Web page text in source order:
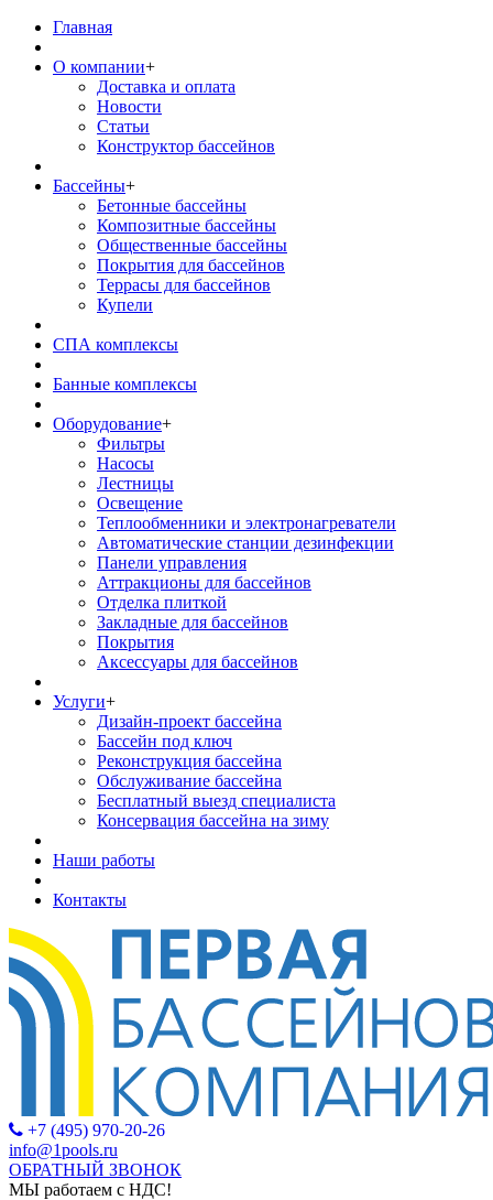
Главная
О компании+
Доставка и оплата
Новости
Статьи
Конструктор бассейнов
Бассейны+
Бетонные бассейны
Композитные бассейны
Общественные бассейны
Покрытия для бассейнов
Террасы для бассейнов
Купели
СПА комплексы
Банные комплексы
Оборудование+
Фильтры
Насосы
Лестницы
Освещение
Теплообменники и электронагреватели
Автоматические станции дезинфекции
Панели управления
Аттракционы для бассейнов
Отделка плиткой
Закладные для бассейнов
Покрытия
Аксессуары для бассейнов
Услуги+
Дизайн-проект бассейна
Бассейн под ключ
Реконструкция бассейна
Обслуживание бассейна
Бесплатный выезд специалиста
Консервация бассейна на зиму
Наши работы
Контакты
+7 (495) 970-20-26
info@1pools.ru
ОБРАТНЫЙ ЗВОНОК
МЫ работаем с НДС!